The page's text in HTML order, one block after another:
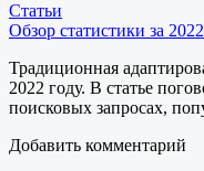
Статьи
Обзор статистики за
Традиционная
2022 году. В статье
поисковых запросах,
Добавить комментарий